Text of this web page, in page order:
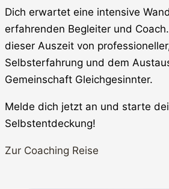
Dich erwartet eine intensive
erfahrenden Begleiter und
dieser Auszeit von
Selbsterfahrung und dem
Gemeinschaft Gleichgesinnter.
Melde dich jetzt an und starte
Selbstentdeckung!
Zur Coaching Reise